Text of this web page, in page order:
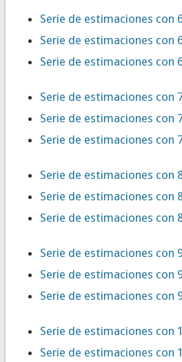
Serie de estimaciones con
Serie de estimaciones con
Serie de estimaciones con
Serie de estimaciones con
Serie de estimaciones con
Serie de estimaciones con
Serie de estimaciones con
Serie de estimaciones con
Serie de estimaciones con
Serie de estimaciones con
Serie de estimaciones con
Serie de estimaciones con
Serie de estimaciones con
Serie de estimaciones con